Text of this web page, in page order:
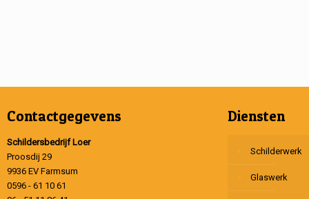
Contactgegevens
Schildersbedrijf Loer
Proosdij 29
9936 EV Farmsum
0596 - 61 10 61
Diensten
Schilderwerk
Glaswerk